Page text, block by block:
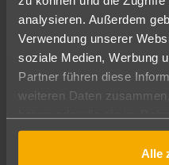
analysieren. Außerdem
Verwendung unserer
soziale Medien, Werbung
Partner führen diese
weiteren Daten
gesammelt haben.
Alle
Pauschal
Abflughafen
Alle Abflughäfen
11.08.26–09.08.27